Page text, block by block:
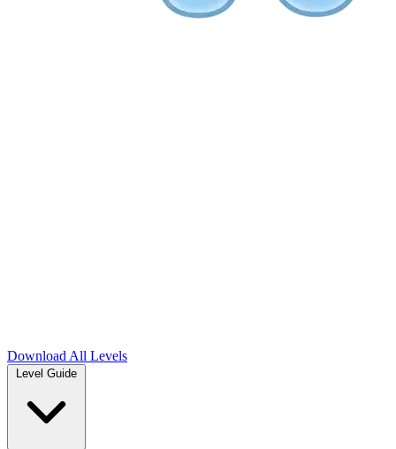
Download All Levels
Level Guide